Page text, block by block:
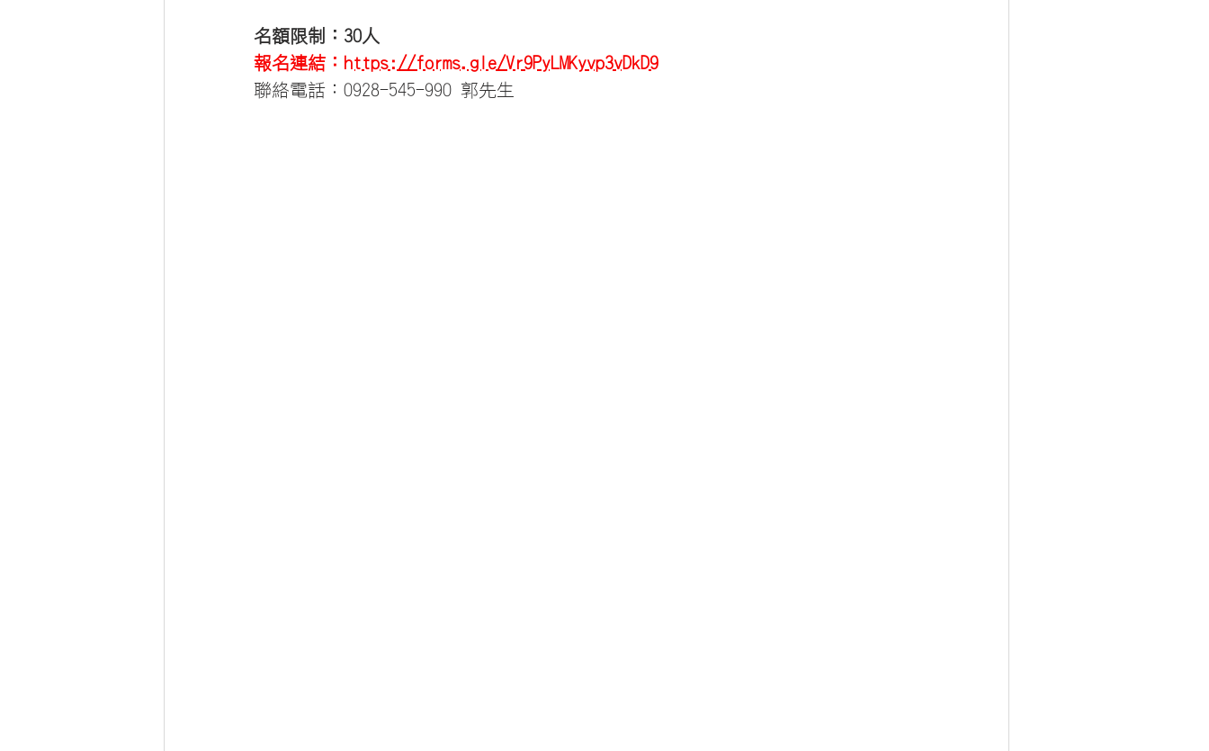
名額限制：30人
報名連結： https://forms.gle/Vr9PyLMKyvp3vDkD9
聯絡電話：0928-545-990 郭先生